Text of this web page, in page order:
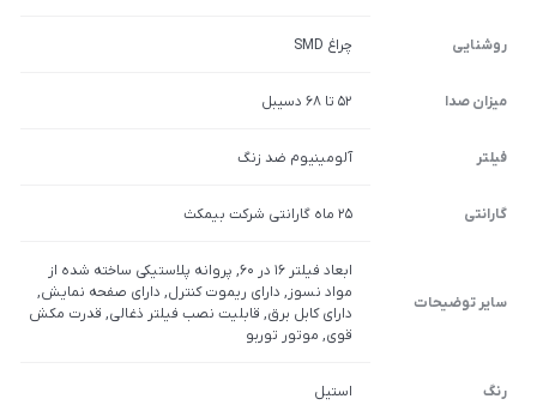
روشنایی چراغ SMD
میزان صدا 52 تا 68 دسیبل
فیلتر آلومینیوم ضد زنگ
گارانتی 25 ماه گارانتی شرکت بیمکث
سایر توضیحات
ابعاد فیلتر 16 در 60, پروانه پلاستیکی ساخته شده از
مواد نسوز, دارای ریموت کنترل, دارای صفحه نمایش,
دارای کابل برق, قابلیت نصب فیلتر ذغالی, قدرت مکش
قوی, موتور توربو
رنگ استیل